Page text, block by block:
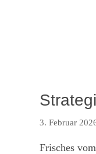
3. Februar
Frisches